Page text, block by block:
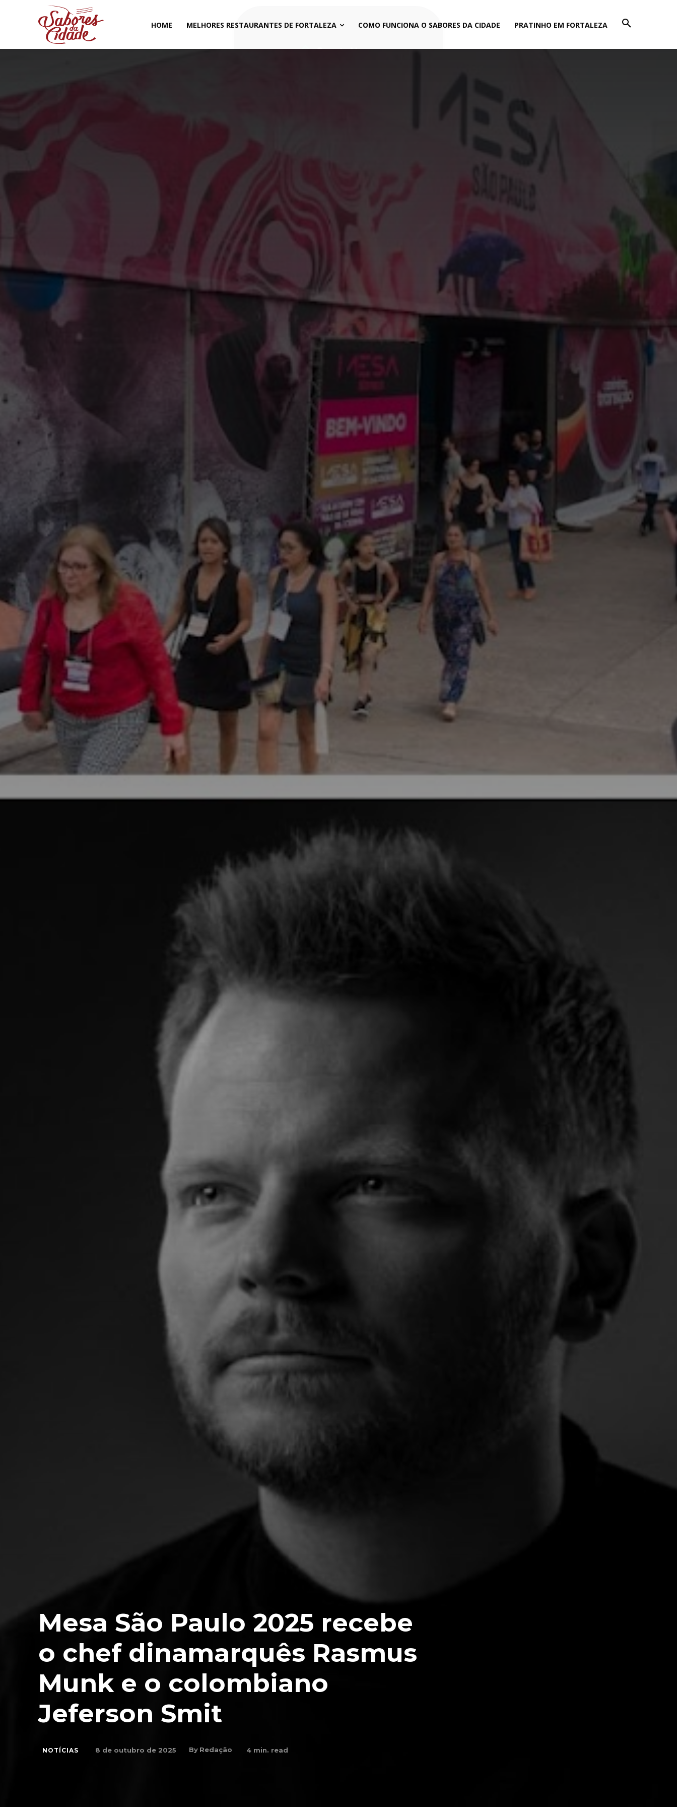
HOME MELHORES RESTAURANTES DE FORTALEZA COMO FUNCIONA O SABORES DA CIDADE PRATINHO EM FORTALEZA
Mesa São Paulo 2025 recebe
o chef dinamarquês Rasmus
Munk e o colombiano
Jeferson Smit
NOTÍCIAS 8 de outubro de 2025 By Redação 4 min. read